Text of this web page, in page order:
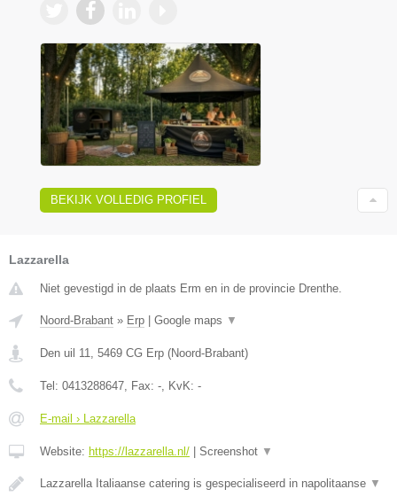
BEKIJK VOLLEDIG PROFIEL
Lazzarella
Niet gevestigd in de plaats Erm en in de provincie Drenthe.
Noord-Brabant » Erp Google maps ▼
Den uil 11, 5469 CG Erp (Noord-Brabant)
Tel: 0413288647, Fax: -, KvK: -
E-mail › Lazzarella
Website: https://lazzarella.nl/ Screenshot ▼
Lazzarella Italiaanse catering is gespecialiseerd in napolitaanse ▼